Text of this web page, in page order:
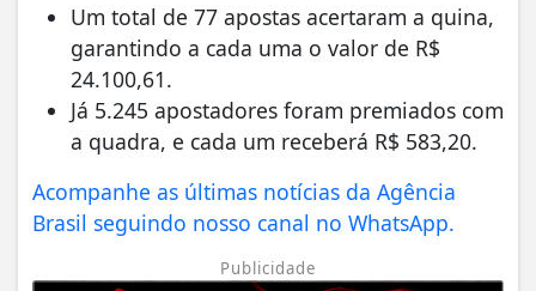
Um total de 77 apostas acertaram a quina,
garantindo a cada uma o valor de R$
24.100,61.
Já 5.245 apostadores foram premiados com
a quadra, e cada um receberá R$ 583,20.
Acompanhe as últimas notícias da Agência
Brasil seguindo nosso canal no WhatsApp.
Publicidade